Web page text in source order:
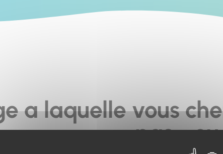
a laquelle vous
pas...